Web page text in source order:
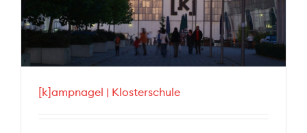
[k]ampnagel | Klosterschule